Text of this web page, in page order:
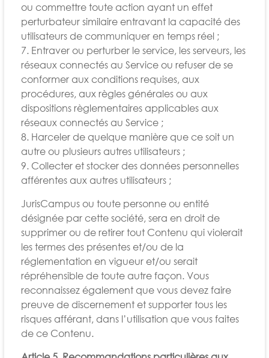
ou commettre toute action ayant un effet
perturbateur similaire entravant la capacité des
utilisateurs de communiquer en temps réel ;
7. Entraver ou perturber le service, les serveurs, les
réseaux connectés au Service ou refuser de se
conformer aux conditions requises, aux
procédures, aux règles générales ou aux
dispositions règlementaires applicables aux
réseaux connectés au Service ;
8. Harceler de quelque manière que ce soit un
autre ou plusieurs autres utilisateurs ;
9. Collecter et stocker des données personnelles
afférentes aux autres utilisateurs ;
JurisCampus ou toute personne ou entité
désignée par cette société, sera en droit de
supprimer ou de retirer tout Contenu qui violerait
les termes des présentes et/ou de la
réglementation en vigueur et/ou serait
répréhensible de toute autre façon. Vous
reconnaissez également que vous devez faire
preuve de discernement et supporter tous les
risques afférant, dans l’utilisation que vous faites
de ce Contenu.